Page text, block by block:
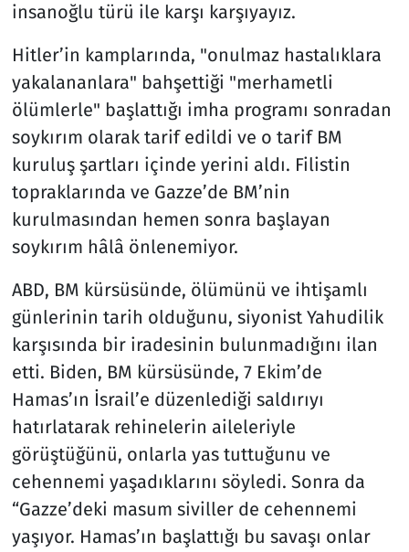
insanoğlu türü ile karşı karşıyayız.
Hitler’in kamplarında, "onulmaz hastalıklara
yakalananlara" bahşettiği "merhametli
ölümlerle" başlattığı imha programı sonradan
soykırım olarak tarif edildi ve o tarif BM
kuruluş şartları içinde yerini aldı. Filistin
topraklarında ve Gazze’de BM’nin
kurulmasından hemen sonra başlayan
soykırım hâlâ önlenemiyor.
ABD, BM kürsüsünde, ölümünü ve ihtişamlı
günlerinin tarih olduğunu, siyonist Yahudilik
karşısında bir iradesinin bulunmadığını ilan
etti. Biden, BM kürsüsünde, 7 Ekim’de
Hamas’ın İsrail’e düzenlediği saldırıyı
hatırlatarak rehinelerin aileleriyle
görüştüğünü, onlarla yas tuttuğunu ve
cehennemi yaşadıklarını söyledi. Sonra da
“Gazze’deki masum siviller de cehennemi
yaşıyor. Hamas’ın başlattığı bu savaşı onlar